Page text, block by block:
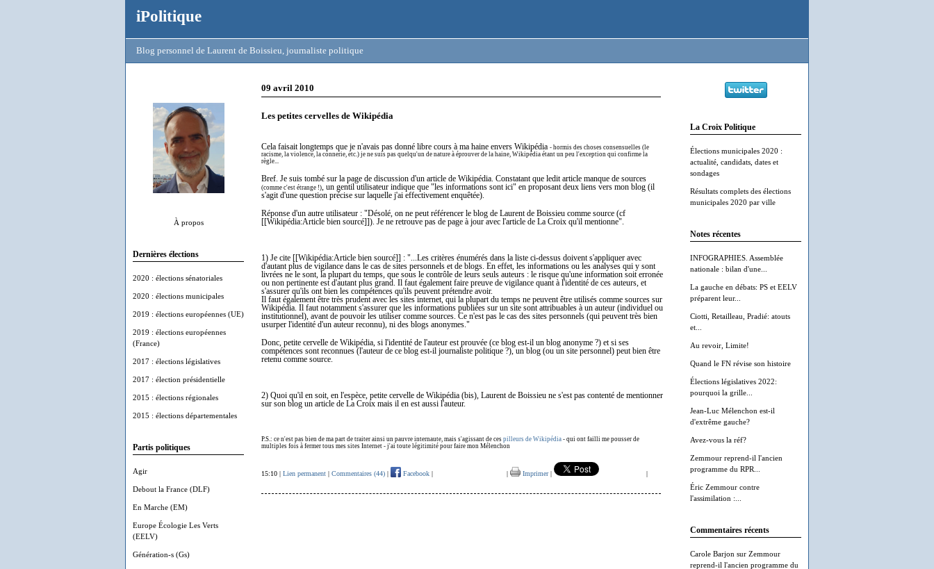
iPolitique
Blog personnel de Laurent de Boissieu, journaliste politique
À propos
Dernières élections
2020 : élections sénatoriales
2020 : élections municipales
2019 : élections européennes (UE)
2019 : élections européennes
(France)
2017 : élections législatives
2017 : élection présidentielle
2015 : élections régionales
2015 : élections départementales
Partis politiques
Agir
Debout la France (DLF)
En Marche (EM)
Europe Écologie Les Verts
(EELV)
Génération-s (Gs)
La Croix Politique
Élections municipales 2020 :
actualité, candidats, dates et
sondages
Résultats complets des élections
municipales 2020 par ville
Notes récentes
INFOGRAPHIES. Assemblée
nationale : bilan d'une...
La gauche en débats: PS et EELV
préparent leur...
Ciotti, Retailleau, Pradié: atouts
et...
Au revoir, Limite!
Quand le FN révise son histoire
Élections législatives 2022:
pourquoi la grille...
Jean-Luc Mélenchon est-il
d'extrême gauche?
Avez-vous la réf?
Zemmour reprend-il l'ancien
programme du RPR...
Éric Zemmour contre
l'assimilation :...
Commentaires récents
Carole Barjon sur Zemmour
reprend-il l'ancien programme du
09 avril 2010
Les petites cervelles de Wikipédia
Cela faisait longtemps que je n'avais pas donné libre cours à ma haine envers Wikipédia - hormis des choses consensuelles (le
racisme, la violence, la connerie, etc.) je ne suis pas quelqu'un de nature à éprouver de la haine, Wikipédia étant un peu l'exception qui confirme la
règle...
Bref. Je suis tombé sur la page de discussion d'un article de Wikipédia. Constatant que ledit article manque de sources
(comme c'est étrange !) , un gentil utilisateur indique que "les informations sont ici" en proposant deux liens vers mon blog (il
s'agit d'une question précise sur laquelle j'ai effectivement enquêtée).
Réponse d'un autre utilisateur : "Désolé, on ne peut référencer le blog de Laurent de Boissieu comme source (cf
[[Wikipédia:Article bien sourcé]]). Je ne retrouve pas de page à jour avec l'article de La Croix qu'il mentionne".
1) Je cite [[Wikipédia:Article bien sourcé]] : "...Les critères énumérés dans la liste ci-dessus doivent s'appliquer avec
d'autant plus de vigilance dans le cas de sites personnels et de blogs. En effet, les informations ou les analyses qui y sont
livrées ne le sont, la plupart du temps, que sous le contrôle de leurs seuls auteurs : le risque qu'une information soit erronée
ou non pertinente est d'autant plus grand. Il faut également faire preuve de vigilance quant à l'identité de ces auteurs, et
s'assurer qu'ils ont bien les compétences qu'ils peuvent prétendre avoir.
Il faut également être très prudent avec les sites internet, qui la plupart du temps ne peuvent être utilisés comme sources sur
Wikipédia. Il faut notamment s'assurer que les informations publiées sur un site sont attribuables à un auteur (individuel ou
institutionnel), avant de pouvoir les utiliser comme sources. Ce n'est pas le cas des sites personnels (qui peuvent très bien
usurper l'identité d'un auteur reconnu), ni des blogs anonymes."
Donc, petite cervelle de Wikipédia, si l'identité de l'auteur est prouvée (ce blog est-il un blog anonyme ?) et si ses
compétences sont reconnues (l'auteur de ce blog est-il journaliste politique ?), un blog (ou un site personnel) peut bien être
retenu comme source.
2) Quoi qu'il en soit, en l'espèce, petite cervelle de Wikipédia (bis), Laurent de Boissieu ne s'est pas contenté de mentionner
sur son blog un article de La Croix mais il en est aussi l'auteur.
P.S.: ce n'est pas bien de ma part de traiter ainsi un pauvre internaute, mais s'agissant de ces pilleurs de Wikipédia - qui ont failli me pousser de
multiples fois à fermer tous mes sites Internet - j'ai toute légitimité pour faire mon Mélenchon
15:10 | Lien permanent | Commentaires (44) | Facebook | | Imprimer| |